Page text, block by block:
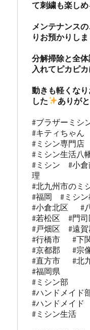
て刺繍も楽しめ
メンテナンス
りお預かりし
分解掃除と全
入れてピカピ
動きも軽くな
した
#ブラザーミシ
#キティちゃん
#ミシン専門店
#ミシン生活八
#ミシン  #小
理
#北九州市のミ
#福岡  #ミシ
#小倉北区   #
#若松区  #門
#戸畑区  #遠
#行橋市   #下
#京都郡   #宗
#直方市   #北
#福岡県
#ミシン部
#ハンドメイド
#ハンドメイド
#ミシン生活